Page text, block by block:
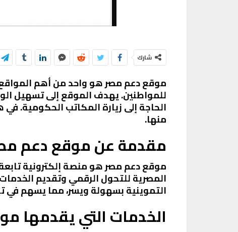
شارك
موقع دعم مصر هو واحد من أهم
للمواطنين. يهدف الموقع إلى تسهيل
الحاجة إلى زيارة المكاتب الحكومية.
منها.
مقدمة عن موقع دعم
موقع دعم مصر هو منصة إلكترونية
المصرية للتحول الرقمي وتقديم
التموينية بسهولة ويسر، مما يسهم في
الخدمات التي يقدمها